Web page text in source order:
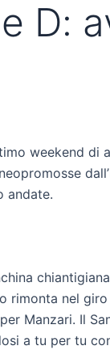
D:
weekend
andate.
rimonta nel
Manzari. Il
a tu per tu